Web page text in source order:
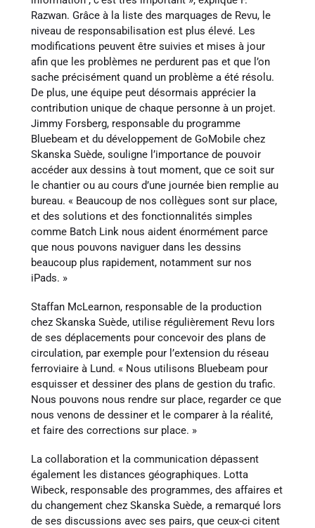
Razwan. Grâce à la liste des marquages de Revu, le
niveau de responsabilisation est plus élevé. Les
modifications peuvent être suivies et mises à jour
afin que les problèmes ne perdurent pas et que l’on
sache précisément quand un problème a été résolu.
De plus, une équipe peut désormais apprécier la
contribution unique de chaque personne à un projet.
Jimmy Forsberg, responsable du programme
Bluebeam et du développement de GoMobile chez
Skanska Suède, souligne l’importance de pouvoir
accéder aux dessins à tout moment, que ce soit sur
le chantier ou au cours d’une journée bien remplie au
bureau. « Beaucoup de nos collègues sont sur place,
et des solutions et des fonctionnalités simples
comme Batch Link nous aident énormément parce
que nous pouvons naviguer dans les dessins
beaucoup plus rapidement, notamment sur nos
iPads. »
Staffan McLearnon, responsable de la production
chez Skanska Suède, utilise régulièrement Revu lors
de ses déplacements pour concevoir des plans de
circulation, par exemple pour l’extension du réseau
ferroviaire à Lund. « Nous utilisons Bluebeam pour
esquisser et dessiner des plans de gestion du trafic.
Nous pouvons nous rendre sur place, regarder ce que
nous venons de dessiner et le comparer à la réalité,
et faire des corrections sur place. »
La collaboration et la communication dépassent
également les distances géographiques. Lotta
Wibeck, responsable des programmes, des affaires et
du changement chez Skanska Suède, a remarqué lors
de ses discussions avec ses pairs, que ceux-ci citent